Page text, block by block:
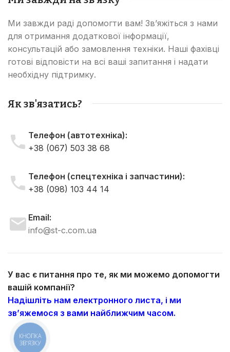
Ми завжди раді допомогти вам! Зв’яжіться з нами
для отримання додаткової інформації,
консультацій або замовлення техніки. Наші фахівці
готові відповісти на всі ваші запитання і надати
необхідну підтримку.
Як зв'язатись?
Телефон (автотехніка):
+38 (067) 503 38 68
Телефон (спецтехніка і запчастини):
+38 (098) 103 44 14
Email:
info@st-c.com.ua
У вас є питання про те, як ми можемо допомогти
вашій компанії?
Надішліть нам електронного листа, і ми
зв’яжемося з вами найближчим часом.
КНОПКА
ЗВ'ЯЗКУ